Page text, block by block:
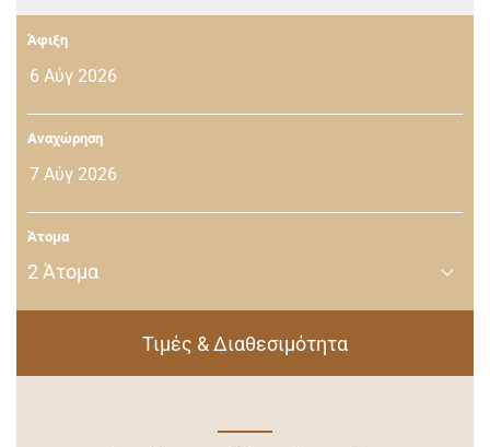
Άφιξη
Αναχώρηση
Άτομα
2 Άτομα
Τιμές & Διαθεσιμότητα